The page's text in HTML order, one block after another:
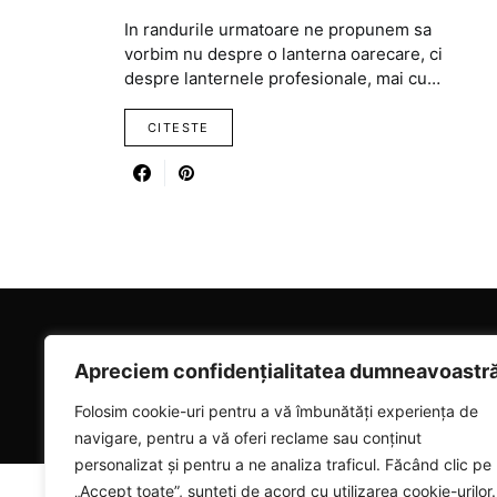
Apreciem confidențialitatea
Folosim cookie-uri pentru a vă îmbunătăți experiența de
navigare, pentru a vă oferi reclame sau conținut
personalizat și pentru a ne analiza traficul. Făcând clic pe
„Accept toate”, sunteți de acord cu utilizarea cookie-urilor.
In randurile urmatoare ne propunem sa
vorbim nu despre o lanterna oarecare, ci
despre lanternele profesionale, mai cu…
CITESTE
RICARTER